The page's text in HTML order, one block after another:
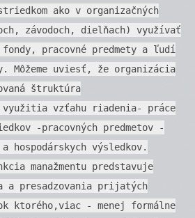
ako v organizačných
závodoch, dielňach) využívať
fondy, pracovné predmety a ľudí
Môžeme uviesť, že organizácia
štruktúra
vzťahu riadenia- práce
-pracovných predmetov -
hospodárskych výsledkov.
manažmentu predstavuje
a presadzovania prijatých
ktorého,viac - menej formálne